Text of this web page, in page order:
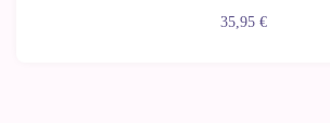
35,95 €